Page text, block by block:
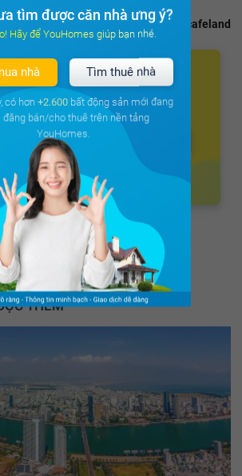
Theo cafeland
(57 đánh giá)
Không
THÊM
tìm được căn nhà ưng ý?
Hãy để YouHomes giúp bạn nhé.
nhà Tìm thuê nhà
có hơn +2.600bất động sản mới đang
đăng bán/cho thuê trên nền tảng
YouHomes.